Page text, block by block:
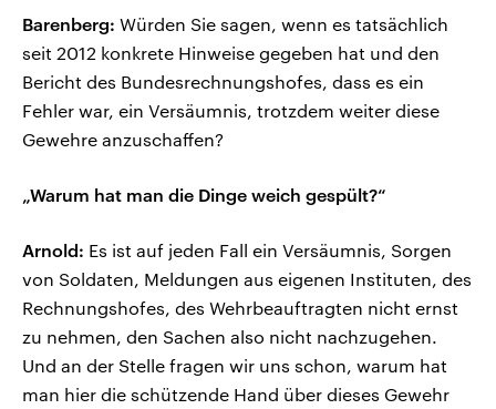
Barenberg: Würden Sie sagen, wenn es tatsächlich
seit 2012 konkrete Hinweise gegeben hat und den
Bericht des Bundesrechnungshofes, dass es ein
Fehler war, ein Versäumnis, trotzdem weiter diese
Gewehre anzuschaffen?
„Warum hat man die Dinge weich gespült?“
Arnold: Es ist auf jeden Fall ein Versäumnis, Sorgen
von Soldaten, Meldungen aus eigenen Instituten, des
Rechnungshofes, des Wehrbeauftragten nicht ernst
zu nehmen, den Sachen also nicht nachzugehen.
Und an der Stelle fragen wir uns schon, warum hat
man hier die schützende Hand über dieses Gewehr